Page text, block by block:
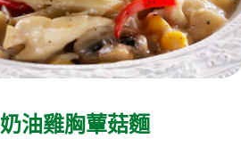
奶油雞胸蕈菇麵